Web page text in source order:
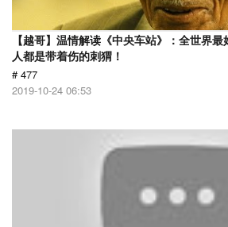
【越哥】温情解读《中央车站》：全世界
人都是带着伤的刺猬！
# 477
2019-10-24 06:53